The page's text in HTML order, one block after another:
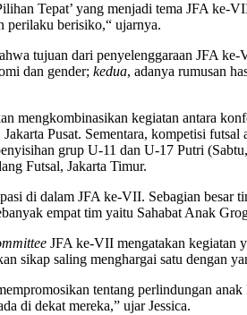
Tepat’ yang menjadi tema JFA
perilaku berisiko,“ ujarnya.
tujuan dari penyelenggaraan JFA
dan gender; kedua, adanya rumusan
mengkombinasikan kegiatan antara
Pusat. Sementara, kompetisi
grup U-11 dan U-17 Putri
Futsal, Jakarta Timur.
di dalam JFA ke-VII. Sebagian
empat tim yaitu Sahabat Anak
JFA ke-VII mengatakan kegiatan
sikap saling menghargai satu dengan
tentang perlindungan
di dekat mereka,” ujar Jessica.